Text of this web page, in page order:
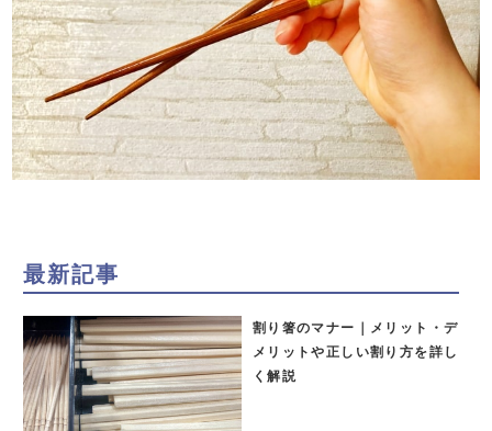
最新記事
割り箸のマナー｜メリット・デ
メリットや正しい割り方を詳し
く解説